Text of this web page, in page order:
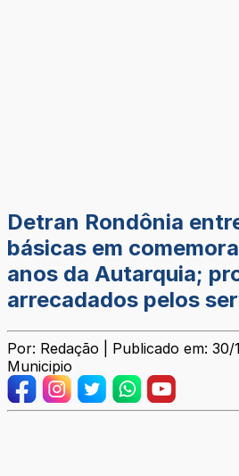
Detran Rondônia
básicas em
anos da Autarquia;
arrecadados pelos
Por: Redação | Publicado em: 30/
Municipio